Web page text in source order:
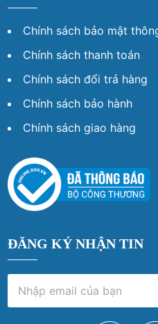
Chính sách bảo mật
Chính sách thanh toán
Chính sách đổi trả hàng
Chính sách bảo hành
Chính sách giao hàng
ĐĂNG KÝ NHẬN TIN